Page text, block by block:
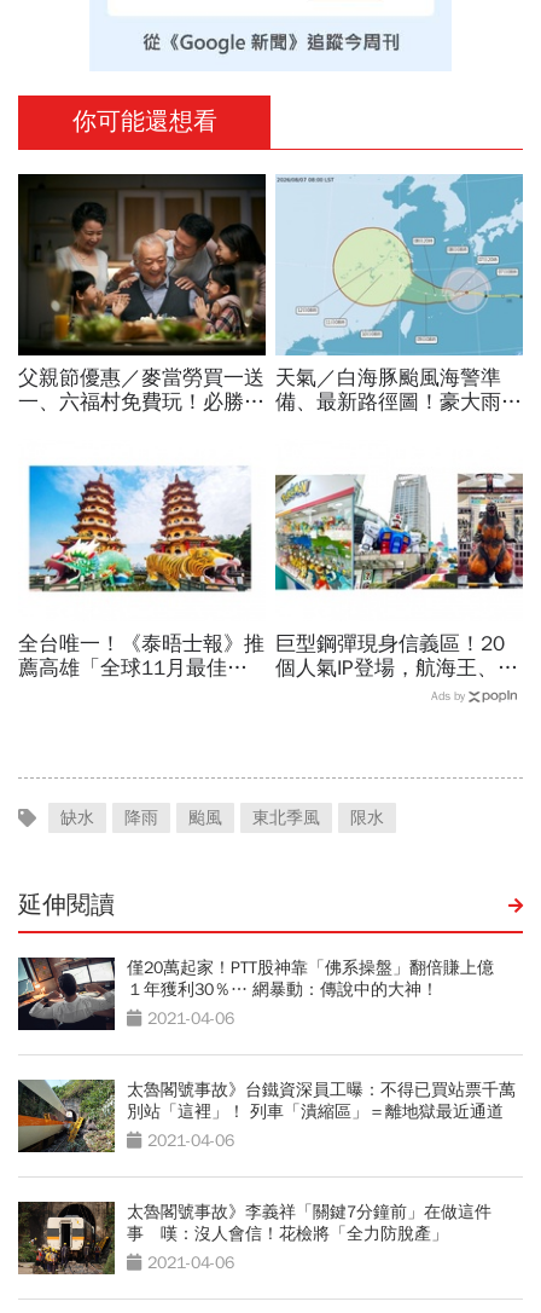
你可能還想看
父親節優惠／麥當勞買一送
一、六福村免費玩！必勝
天氣／白海豚颱風海警準
備、最新路徑圖！豪大雨紫
先看
全台唯一！《泰晤士報》推
薦高雄「全球11月最佳旅
巨型鋼彈現身信義區！20
個人氣IP登場，航海王、哥
吉拉、七龍珠、寶可夢…盤
Ads by
缺水 降雨 颱風 東北季風 限水
延伸閱讀
僅20萬起家！PTT股神靠「佛系操盤」翻倍賺上億
１年獲利30％… 網暴動：傳說中的大神！
2021-04-06
太魯閣號事故》台鐵資深員工曝：不得已買站票千萬
別站「這裡」！ 列車「潰縮區」＝離地獄最近通道
2021-04-06
太魯閣號事故》李義祥「關鍵7分鐘前」在做這件
事 嘆：沒人會信！花檢將「全力防脫產」
2021-04-06